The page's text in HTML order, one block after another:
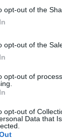
opt-out of the
opt-out of the
opt-out of
opt-out of
Data that
09H00,
a
de
14H00, no